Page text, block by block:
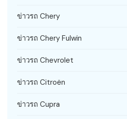
ข่าวรถ Chery
ข่าวรถ Chery Fulwin
ข่าวรถ Chevrolet
ข่าวรถ Citroën
ข่าวรถ Cupra